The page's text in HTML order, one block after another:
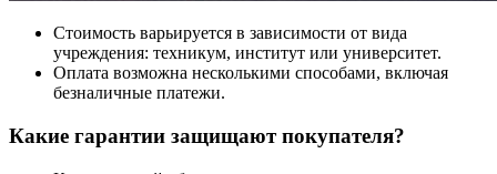
Стоимость варьируется в зависимости от вида
учреждения: техникум, институт или университет.
Оплата возможна несколькими способами, включая
безналичные платежи.
Какие гарантии защищают покупателя?